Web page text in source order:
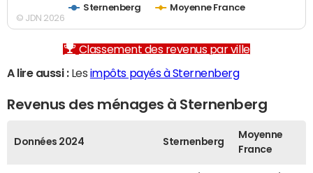
Sternenberg Moyenne France
© JDN 2026
Classement des revenus par ville
A lire aussi :Les impôts payés à Sternenberg
Revenus des ménages à Sternenberg
Données 2024 Sternenberg
Moyenne
France